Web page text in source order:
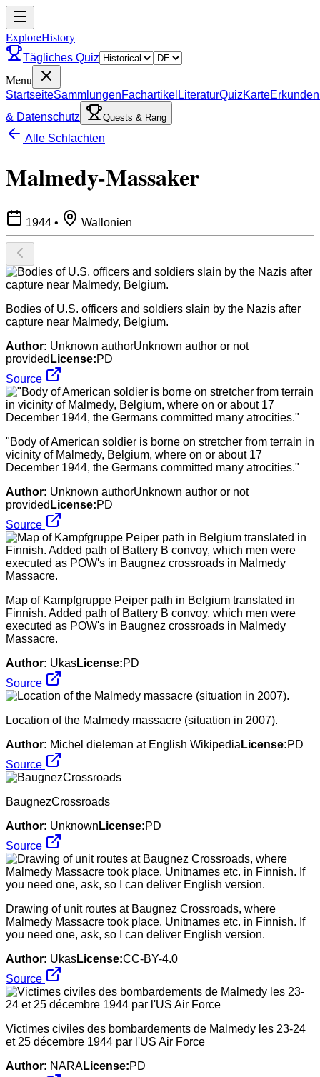
ExploreHistory
Tägliches Quiz
Menu
StartseiteSammlungenFachartikel LiteraturQuizKarteErkunden
& Datenschutz
Quests & Rang
Alle Schlachten
Malmedy-Massaker
1944 • Wallonien
Bodies of U.S. officers and soldiers slain by the Nazis after
capture near Malmedy, Belgium.
Author: Unknown authorUnknown author or not
provided License:PD
Source
"Body of American soldier is borne on stretcher from terrain in
vicinity of Malmedy, Belgium, where on or about 17
December 1944, the Germans committed many atrocities."
Author: Unknown authorUnknown author or not
provided License:PD
Source
Map of Kampfgruppe Peiper path in Belgium translated in
Finnish. Added path of Battery B convoy, which men were
executed as POW's in Baugnez crossroads in Malmedy
Massacre.
Author: UkasLicense:PD
Source
Location of the Malmedy massacre (situation in 2007).
Author: Michel dieleman at English Wikipedia License:PD
Source
BaugnezCrossroads
Author: Unknown License:PD
Source
Drawing of unit routes at Baugnez Crossroads, where
Malmedy Massacre took place. Unitnames etc. in Finnish. If
you need one, ask, so I can deliver English version.
Author: UkasLicense:CC-BY-4.0
Source
Victimes civiles des bombardements de Malmedy les 23-24
et 25 décembre 1944 par l'US Air Force
Author: NARALicense:PD